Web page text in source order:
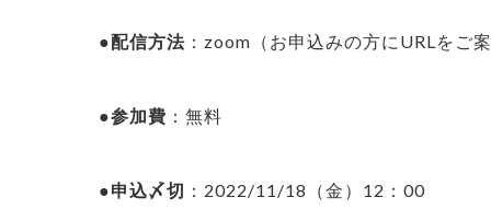
●配信方法 ：zoom（お申込みの方にURLをご
●参加費 ：無料
●申込〆切 ：2022/11/18（金）12：00